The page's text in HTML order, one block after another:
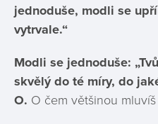
jednoduše, modli se
vytrvale.“
Modli se jednoduše:
skvělý do té míry, do
O. O čem většinou mluvíš